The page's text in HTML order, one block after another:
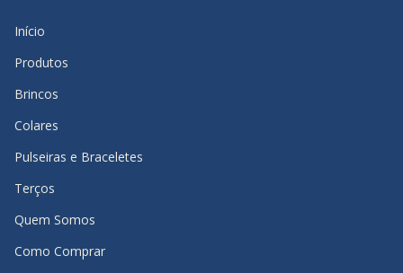
Início
Produtos
Brincos
Colares
Pulseiras e Braceletes
Terços
Quem Somos
Como Comprar